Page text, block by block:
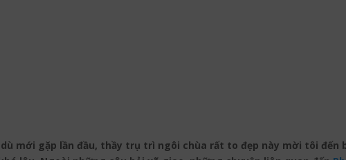
mới gặp lần đầu, thầy trụ trì ngôi chùa rất to đẹp này mời tôi